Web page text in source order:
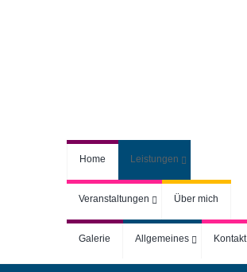
Home Leistungen
Veranstaltungen Über mich
Galerie Allgemeines Kontakt